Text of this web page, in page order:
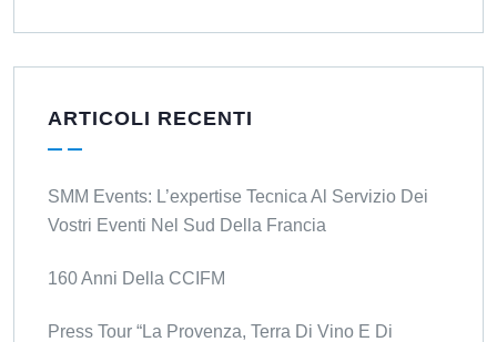
ARTICOLI RECENTI
SMM Events: L’expertise Tecnica Al Servizio Dei
Vostri Eventi Nel Sud Della Francia
160 Anni Della CCIFM
Press Tour “La Provenza, Terra Di Vino E Di